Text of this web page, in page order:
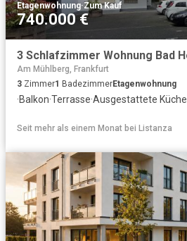
Etagenwohnung·Zum Kauf
740.000 €
Am Mühlberg, Frankfurt
3 Zimmer1 BadezimmerEtagenwohnung
·Balkon·Terrasse·Ausgestattete Küche
Seit mehr als einem Monat bei Listanza